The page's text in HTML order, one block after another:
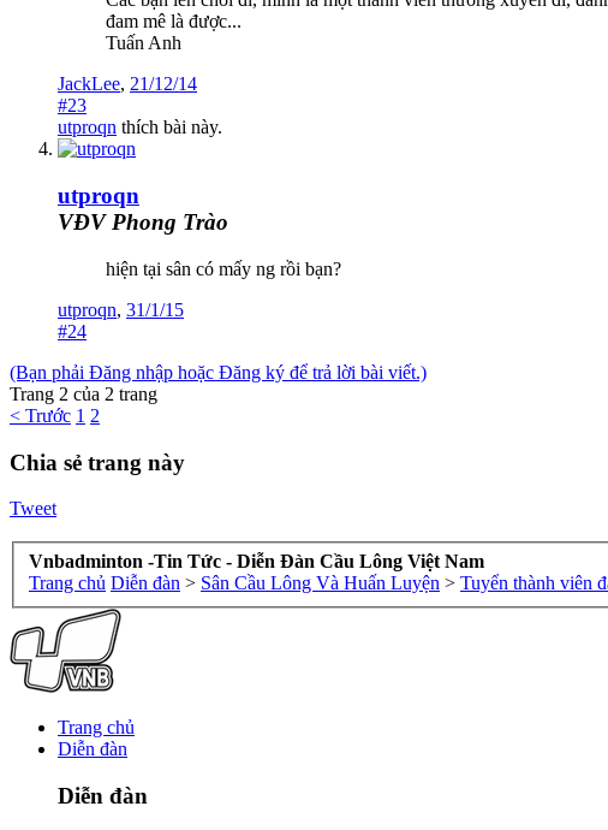
đam mê là được...
Tuấn Anh
JackLee, 21/12/14
#23
utproqn thích bài này.
utproqn
VĐV Phong Trào
hiện tại sân có mấy ng rồi bạn?
utproqn, 31/1/15
#24
(Bạn phải Đăng nhập hoặc Đăng ký để trả lời bài viết.)
Trang 2 của 2 trang
< Trước 1 2
Chia sẻ trang này
Tweet
Vnbadminton -Tin Tức - Diễn Đàn Cầu Lông Việt Nam
Trang chủ Diễn đàn > Sân Cầu Lông Và Huấn Luyện > Tuyển thành viên
Trang chủ
Diễn đàn
Diễn đàn